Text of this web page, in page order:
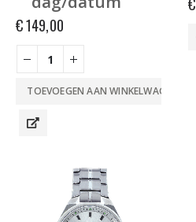
€149,00
TOEVOEGEN AAN WINKELWAGEN
€